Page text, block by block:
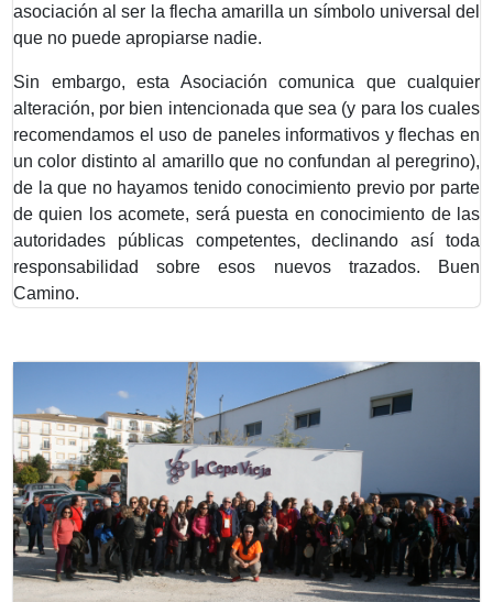
asociación al ser la flecha amarilla un símbolo universal del
que no puede apropiarse nadie.
Sin embargo, esta Asociación comunica que cualquier
alteración, por bien intencionada que sea (y para los cuales
recomendamos el uso de paneles informativos y flechas en
un color distinto al amarillo que no confundan al peregrino),
de la que no hayamos tenido conocimiento previo por parte
de quien los acomete, será puesta en conocimiento de las
autoridades públicas competentes, declinando así toda
responsabilidad sobre esos nuevos trazados. Buen
Camino.